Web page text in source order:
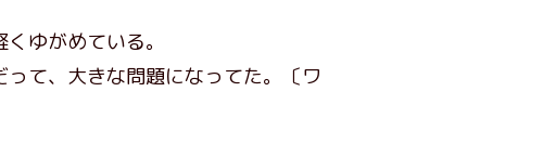
ゆがめている。
て、大きな問題になってた。〔ワ